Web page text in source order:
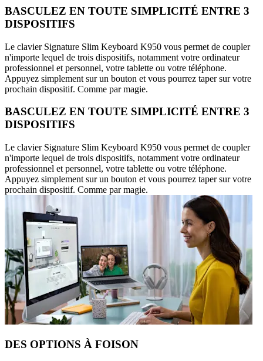
BASCULEZ EN TOUTE SIMPLICITÉ ENTRE 3
DISPOSITIFS
Le clavier Signature Slim Keyboard K950 vous permet de coupler
n'importe lequel de trois dispositifs, notamment votre ordinateur
professionnel et personnel, votre tablette ou votre téléphone.
Appuyez simplement sur un bouton et vous pourrez taper sur votre
prochain dispositif. Comme par magie.
BASCULEZ EN TOUTE SIMPLICITÉ ENTRE 3
DISPOSITIFS
Le clavier Signature Slim Keyboard K950 vous permet de coupler
n'importe lequel de trois dispositifs, notamment votre ordinateur
professionnel et personnel, votre tablette ou votre téléphone.
Appuyez simplement sur un bouton et vous pourrez taper sur votre
prochain dispositif. Comme par magie.
DES OPTIONS À FOISON